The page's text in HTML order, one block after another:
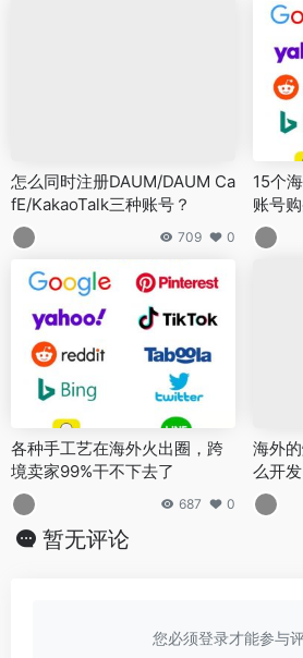
怎么同时注册DAUM/DAUM Ca
fE/KakaoTalk三种账号？
709 0
15个
账号
各种手工艺在海外火出圈，跨
境卖家99%干不下去了
687 0
海外
么开发
暂无评论
您必须登录才能参与